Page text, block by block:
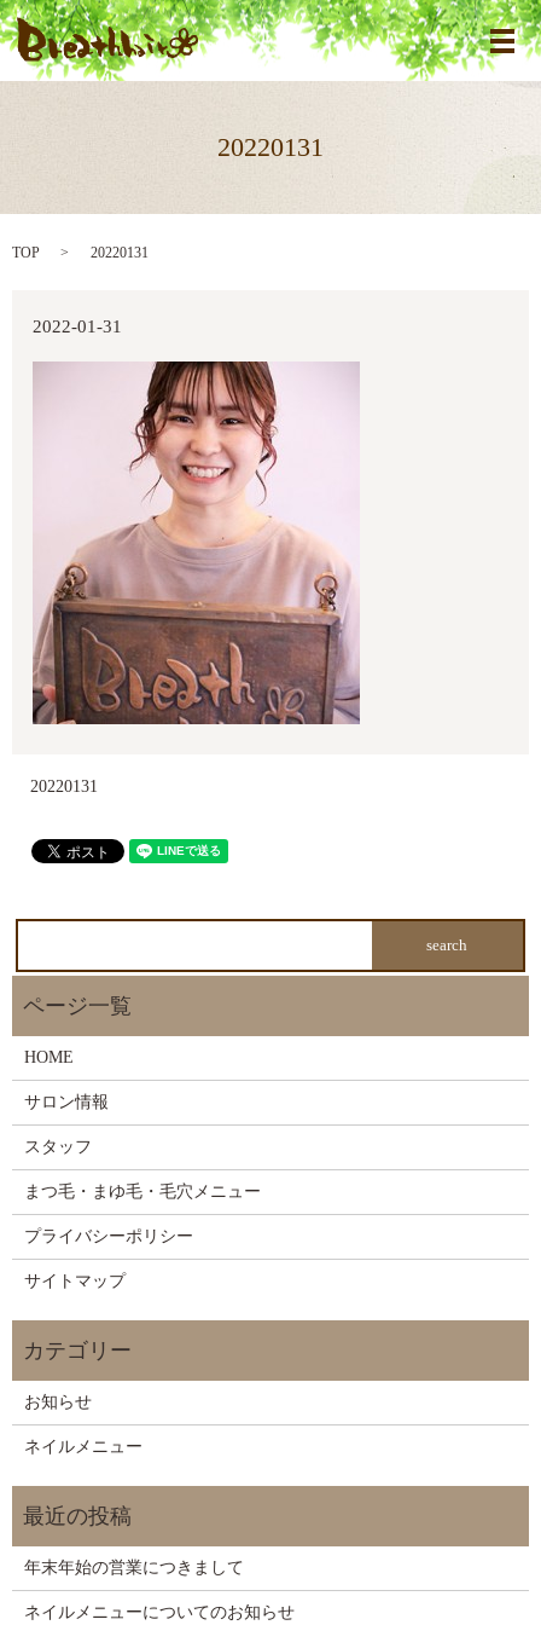
メ
20220131
TOP 20220131
2022-01-31
20220131
HOME
サロン情報
スタッフ
まつ毛・まゆ毛・毛穴メニュー
プライバシーポリシー
サイトマップ
お知らせ
ネイルメニュー
年末年始の営業につきまして
ネイルメニューについてのお知らせ